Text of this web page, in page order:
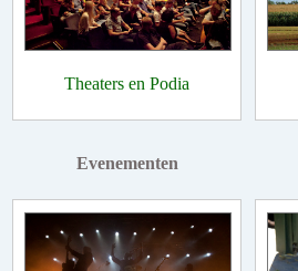
Theaters en Podia
Evenementen